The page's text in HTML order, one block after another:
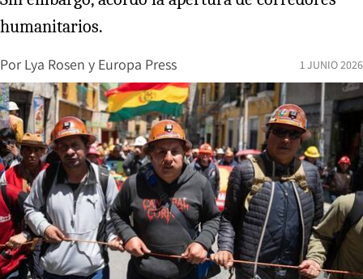
humanitarios.
Por Lya Rosen y Europa Press 1 JUNIO 2026